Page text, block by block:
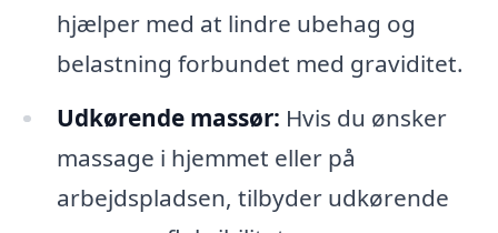
hjælper med at lindre ubehag og
belastning forbundet med graviditet.
Udkørende massør: Hvis du ønsker
massage i hjemmet eller på
arbejdspladsen, tilbyder udkørende